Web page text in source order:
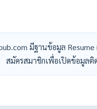
มีฐานข้อมูล
สมัครสมาชิกเพื่อเปิดข้อมูลติ